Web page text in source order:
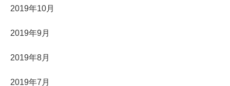
2019年10月
2019年9月
2019年8月
2019年7月